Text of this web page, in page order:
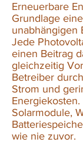
Erneuerbare
Grundlage
unabhängigen
Jede
einen Beitrag
gleichzeitig
Betreiber
Strom und
Solarmodule,
wie nie zuvor.